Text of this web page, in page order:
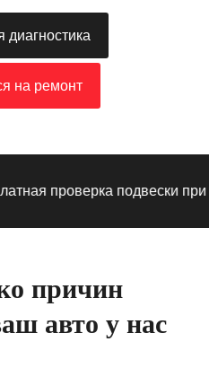
диагностика
на ремонт
проверка подвески при
причин
авто у нас